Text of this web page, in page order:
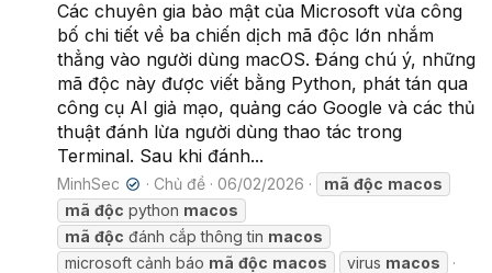
Các chuyên gia bảo mật của Microsoft vừa công
bố chi tiết về ba chiến dịch mã độc lớn nhắm
thẳng vào người dùng macOS. Đáng chú ý, những
mã độc này được viết bằng Python, phát tán qua
công cụ AI giả mạo, quảng cáo Google và các thủ
thuật đánh lừa người dùng thao tác trong
Terminal. Sau khi đánh...
MinhSec ✔ Chủ đề 06/02/2026 mã độc macos
mã độc python macos
mã độc đánh cắp thông tin macos
microsoft cảnh báo mã độc macos virus macos